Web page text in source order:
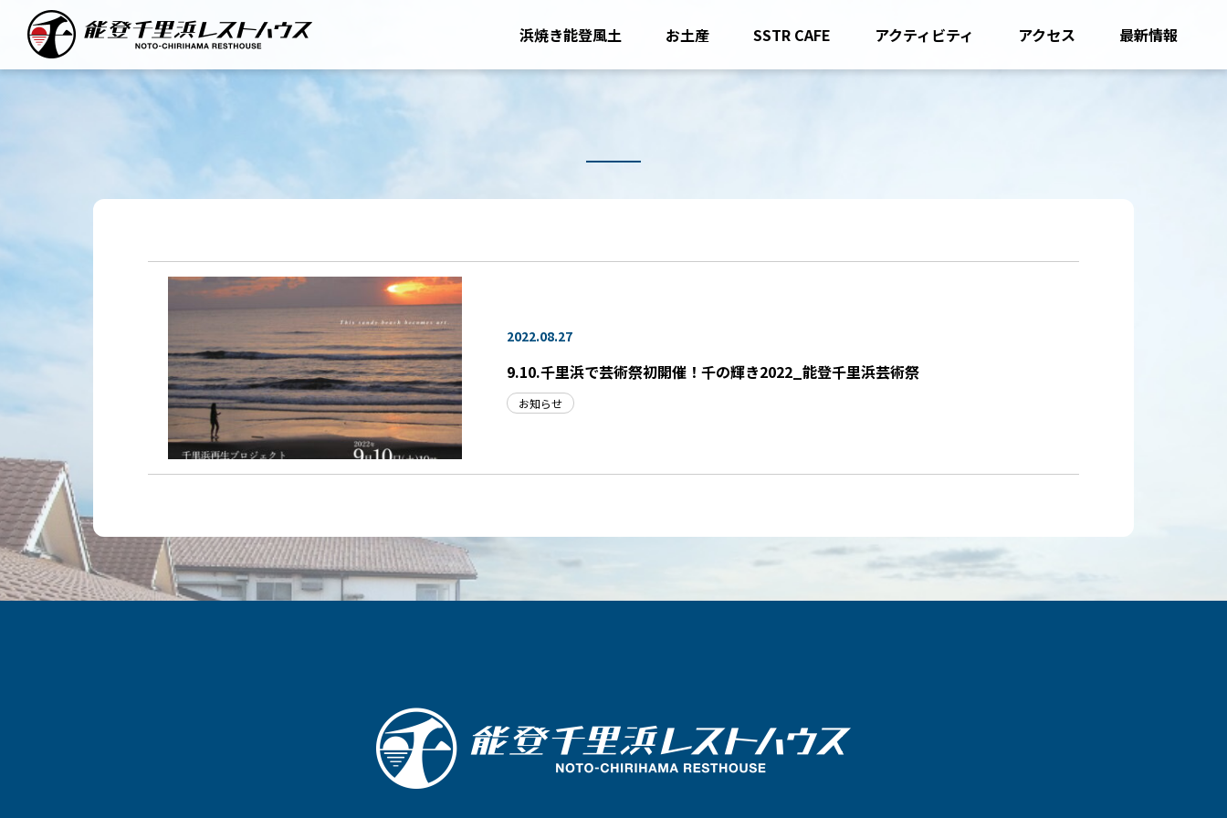
浜焼き能登風土 お土産 SSTR CAFE アクティビティ アクセス 最新情報
2022.08.27
9.10.千里浜で芸術祭初開催！千の輝き2022_能登千里浜芸術祭
お知らせ